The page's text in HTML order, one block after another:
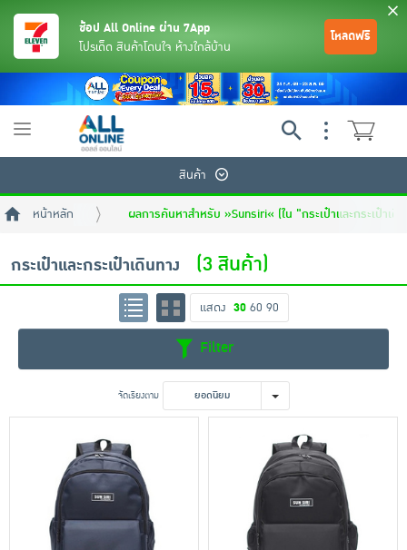
ขนมขบเคี้ยว และช็อคโกแลต
อาหารสด ผัก ผลไม้และเบเกอรี่
ช้อป All Online ผ่าน 7App
โปรเด็ด สินค้าโดนใจ ห้างใกล้บ้าน
โหลดฟรี
Toggle
สินค้า
หน้าหลัก ผลการค้นหาสำหรับ »Sunsiri« (ใน "กระเป๋าและกระเป๋าเดิ
กระเป๋าและกระเป๋าเดินทาง (3 สินค้า)
แสดง 30 60 90
Filter
จัดเรียงตาม ยอดนิยม